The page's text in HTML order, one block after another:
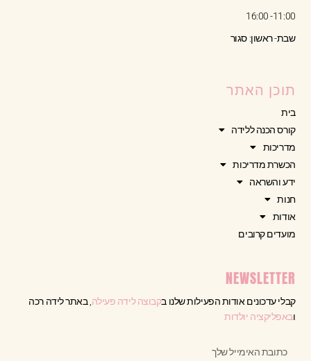
11:00- 16:00
שבת- ראשון: סגור
תוכן האתר
בית
קורס הכנה ללידה
מדריכות
הכשרת מדריכות
ידע והשראה
חנות
אודות
מועדים קרובים
NEWSLETTER
קבלי עדכונים אודות הפעילות שלנו בקבוצה לידה פעילה, באתר לידה רכה
ובאפליקציה יולדות